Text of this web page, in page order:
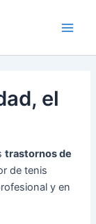
el
trastornos de
de tenis
y en